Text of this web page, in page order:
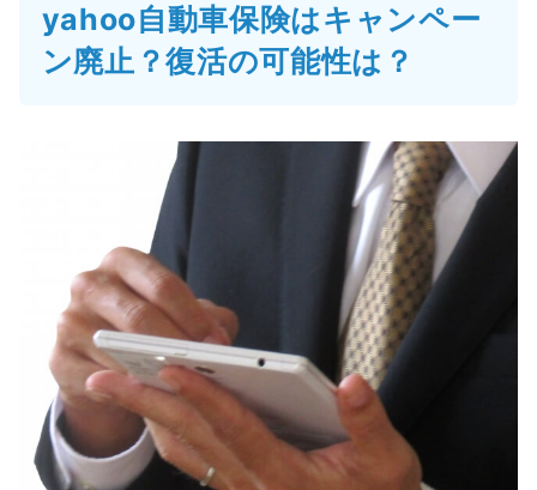
yahoo自動車保険はキャンペー
ン廃止？復活の可能性は？